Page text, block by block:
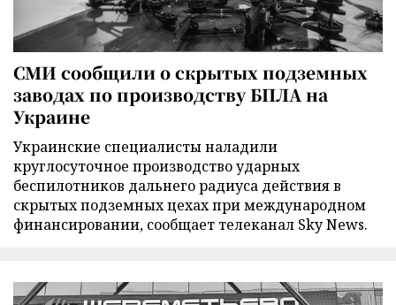
СМИ сообщили о скрытых подземных
заводах по производству БПЛА на
Украине
Украинские специалисты наладили
круглосуточное производство ударных
беспилотников дальнего радиуса действия в
скрытых подземных цехах при международном
финансировании, сообщает телеканал Sky News.